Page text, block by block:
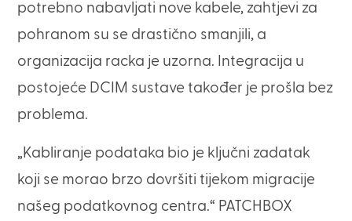
potrebno nabavljati nove kabele, zahtjevi za
pohranom su se drastično smanjili, a
organizacija racka je uzorna. Integracija u
postojeće DCIM sustave također je prošla bez
problema.
„Kabliranje podataka bio je ključni zadatak
koji se morao brzo dovršiti tijekom migracije
našeg podatkovnog centra.“ PATCHBOX